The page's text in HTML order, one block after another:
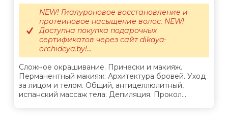
Сложное окрашивание. Прически и макияж.
Перманентный макияж. Архитектура бровей. Уход
за лицом и телом. Общий, антицеллюлитный,
испанский массаж тела. Депиляция. Прокол...
NEW! Гиалуроновое восстановление и
протеиновое насыщение волос. NEW!
Доступна покупка подарочных
сертификатов через сайт dikaya-
orchideya.by!...